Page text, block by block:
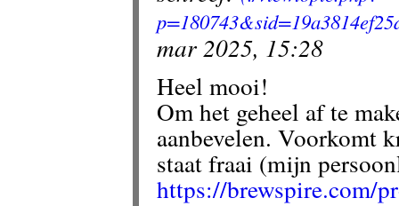
mar 2025, 15:28
Heel mooi!
Om het geheel af te
aanbevelen. Voorkomt
staat fraai (mijn
https://brewspire.com/